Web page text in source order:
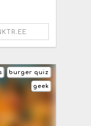
burger quiz
geek